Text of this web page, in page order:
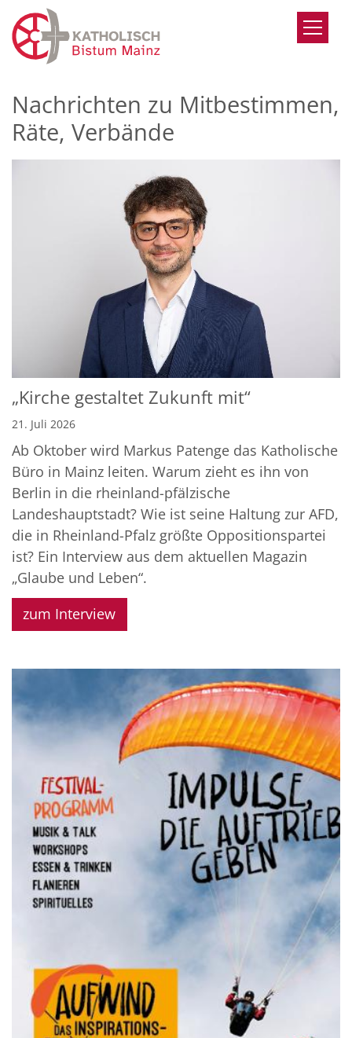
Zum Inhalt springen
Nachrichten zu Mitbestimmen,
Räte, Verbände
„Kirche gestaltet Zukunft mit“
21. Juli 2026
Ab Oktober wird Markus Patenge das Katholische
Büro in Mainz leiten. Warum zieht es ihn von
Berlin in die rheinland-pfälzische
Landeshauptstadt? Wie ist seine Haltung zur AFD,
die in Rheinland-Pfalz größte Oppositionspartei
ist? Ein Interview aus dem aktuellen Magazin
„Glaube und Leben“.
zum Interview